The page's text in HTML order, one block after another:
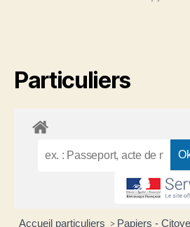
Particuliers
Accueil particuliers > Papiers -